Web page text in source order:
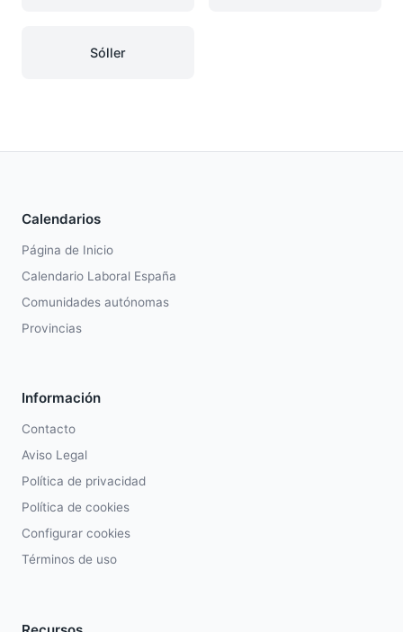
Sóller
Calendarios
Página de Inicio
Calendario Laboral España
Comunidades autónomas
Provincias
Información
Contacto
Aviso Legal
Política de privacidad
Política de cookies
Configurar cookies
Términos de uso